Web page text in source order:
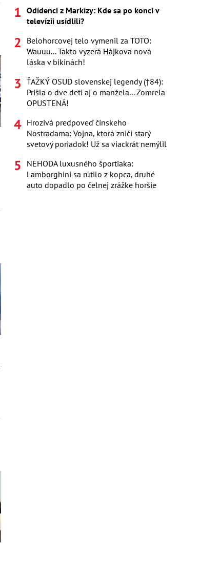
Odídenci z Markízy: Kde sa po konci v
televízii usídlili?
Belohorcovej telo vymenil za TOTO:
Wauuu... Takto vyzerá Hájkova nová
láska v bikinách!
ŤAŽKÝ OSUD slovenskej legendy (†84):
Prišla o dve deti aj o manžela... Zomrela
OPUSTENÁ!
Hrozivá predpoveď čínskeho
Nostradama: Vojna, ktorá zničí starý
svetový poriadok! Už sa viackrát nemýlil
NEHODA luxusného športiaka:
Lamborghini sa rútilo z kopca, druhé
auto dopadlo po čelnej zrážke horšie